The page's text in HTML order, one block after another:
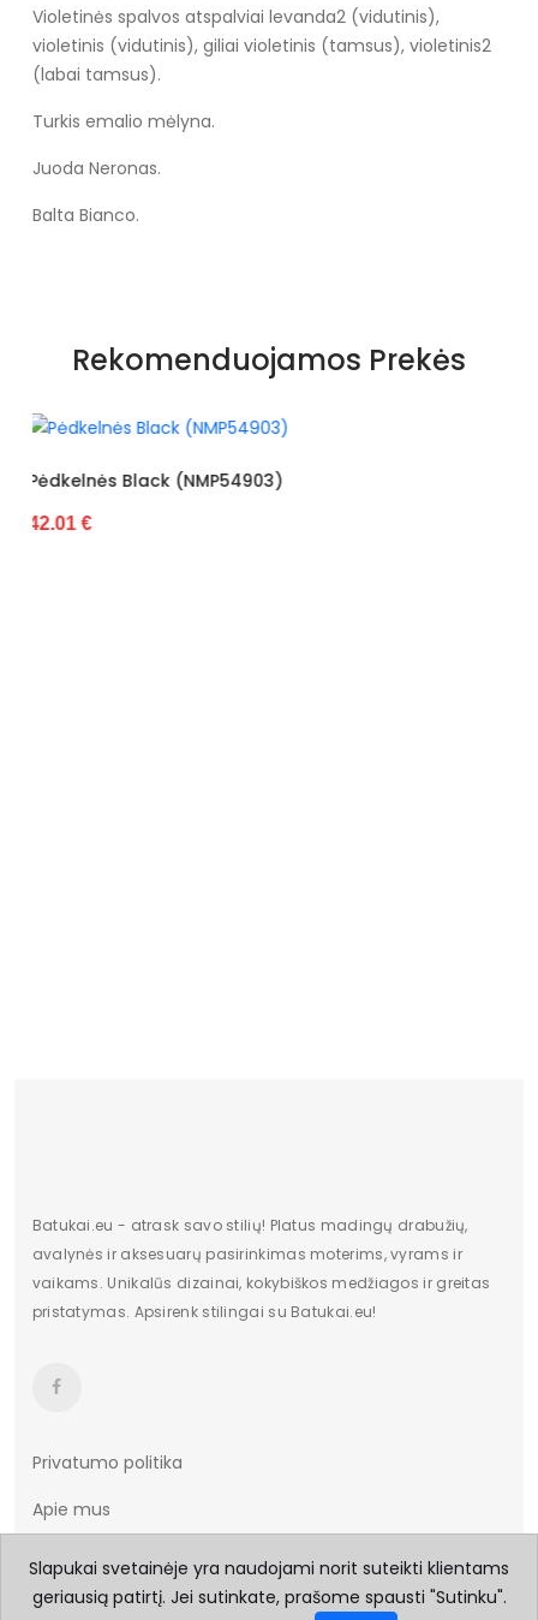
Violetinės spalvos atspalviai levanda2 (vidutinis),
violetinis (vidutinis), giliai violetinis (tamsus), violetinis2
(labai tamsus).
Turkis emalio mėlyna.
Juoda Neronas.
Balta Bianco.
Rekomenduojamos Prekės
Batukai.eu - atrask savo stilių! Platus madingų drabužių,
avalynės ir aksesuarų pasirinkimas moterims, vyrams ir
vaikams. Unikalūs dizainai, kokybiškos medžiagos ir greitas
pristatymas. Apsirenk stilingai su Batukai.eu!
Privatumo politika
Apie mus
Taisyklės ir sąlygos
Prekių pristatymas
Slapukai svetainėje yra naudojami norit suteikti klientams
geriausią patirtį. Jei sutinkate, prašome spausti "Sutinku".